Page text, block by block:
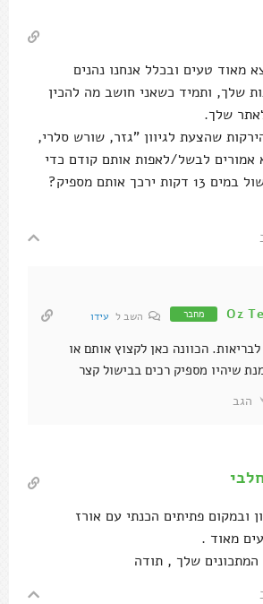
מאוד טעים ובכלל אנחנו נהנים
שלך, ותמיד כשאני חושב מה להכין
שלך.
שהצעת לגיוון "גזר, שורש סלרי,
לבשל/לאפות אותם קודם כדי
שיתרככו? או שהבישול במים 13 דקות ירכך אותם מספיק?
Oz מחבר השב ל עידו
הכוונה כאן לקצוץ אותם או
שיהיו מספיק רכים בבישול קצר
הגב
ובמקום פתיתים הכנתי עם אורז
מאוד .
המתכונים שלך , תודה